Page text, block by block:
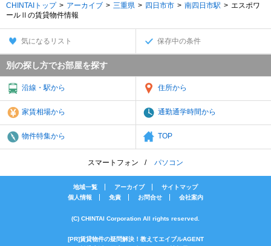
CHINTAIトップ アーカイブ 三重県 四日市市 南四日市駅
エスポワ
ールⅡの賃貸物件情報
気になるリスト 保存中の条件
別の探し方でお部屋を探す
沿線・駅から 住所から
家賃相場から 通勤通学時間から
物件特集から TOP
スマートフォン パソコン
地域一覧 アーカイブ
サイトマップ
個人情報
免責 お問合せ 会社案内
(C) CHINTAI Corporation All rights reserved.
[PR]賃貸物件の疑問解決！教えてエイブルAGENT